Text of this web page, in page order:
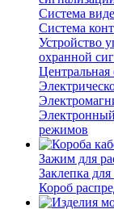
Система
Система
Устройство
охранной
режимов
Зажим для
Заклепка
Короб